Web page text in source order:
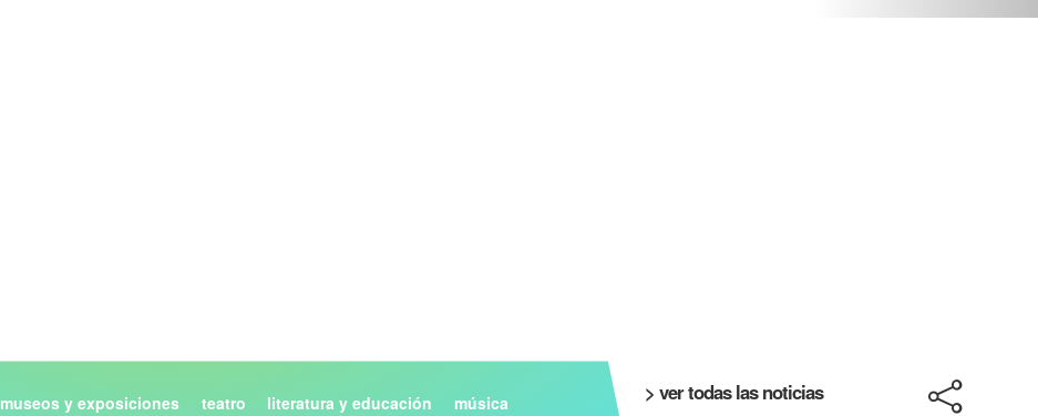
museos y exposiciones teatro literatura y educación música > ver todas las noticias